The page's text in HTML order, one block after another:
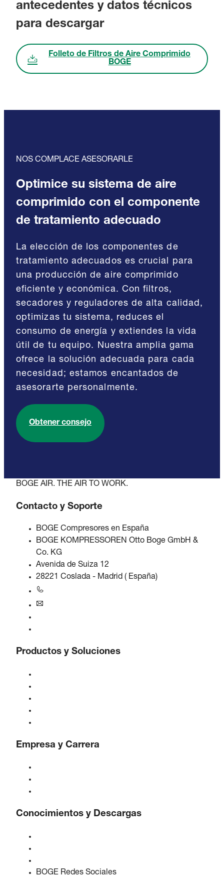
antecedentes y datos técnicos
para descargar
Folleto de Filtros de Aire Comprimido
BOGE
NOS COMPLACE ASESORARLE
Optimice su sistema de aire
comprimido con el componente
de tratamiento adecuado
La elección de los componentes de
tratamiento adecuados es crucial para
una producción de aire comprimido
eficiente y económica. Con filtros,
secadores y reguladores de alta calidad,
optimizas tu sistema, reduces el
consumo de energía y extiendes la vida
útil de tu equipo. Nuestra amplia gama
ofrece la solución adecuada para cada
necesidad; estamos encantados de
asesorarte personalmente.
Obtener consejo
BOGE AIR. THE AIR TO WORK.
Contacto y Soporte
BOGE Compresores en España
BOGE KOMPRESSOREN Otto Boge GmbH &
Co. KG
Avenida de Suiza 12
28221 Coslada - Madrid ( España)
Productos y Soluciones
Empresa y Carrera
Conocimientos y Descargas
BOGE Redes Sociales